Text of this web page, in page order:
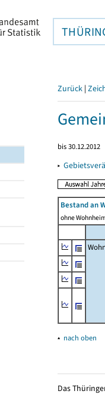
Zurück |
bis 30.12.2012
▸
Bestand an
ohne
▴ nach oben
Das